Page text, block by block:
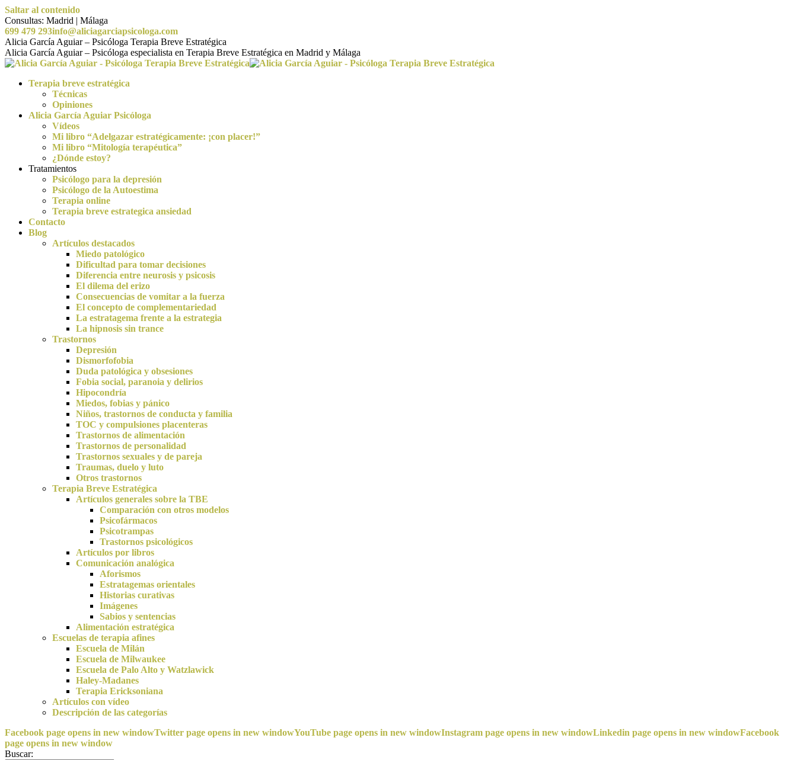
Saltar al contenido
Consultas: Madrid | Málaga
699 479 293info@aliciagarciapsicologa.com
Alicia García Aguiar – Psicóloga Terapia Breve Estratégica
Alicia García Aguiar – Psicóloga especialista en Terapia Breve Estratégica en Madrid y Málaga
Terapia breve estratégica
Técnicas
Opiniones
Alicia García Aguiar Psicóloga
Vídeos
Mi libro “Adelgazar estratégicamente: ¡con placer!”
Mi libro “Mitología terapéutica”
¿Dónde estoy?
Tratamientos
Psicólogo para la depresión
Psicólogo de la Autoestima
Terapia online
Terapia breve estrategica ansiedad
Contacto
Blog
Artículos destacados
Miedo patológico
Dificultad para tomar decisiones
Diferencia entre neurosis y psicosis
El dilema del erizo
Consecuencias de vomitar a la fuerza
El concepto de complementariedad
La estratagema frente a la estrategia
La hipnosis sin trance
Trastornos
Depresión
Dismorfofobia
Duda patológica y obsesiones
Fobia social, paranoia y delirios
Hipocondría
Miedos, fobias y pánico
Niños, trastornos de conducta y familia
TOC y compulsiones placenteras
Trastornos de alimentación
Trastornos de personalidad
Trastornos sexuales y de pareja
Traumas, duelo y luto
Otros trastornos
Terapia Breve Estratégica
Artículos generales sobre la TBE
Comparación con otros modelos
Psicofármacos
Psicotrampas
Trastornos psicológicos
Artículos por libros
Comunicación analógica
Aforismos
Estratagemas orientales
Historias curativas
Imágenes
Sabios y sentencias
Alimentación estratégica
Escuelas de terapia afines
Escuela de Milán
Escuela de Milwaukee
Escuela de Palo Alto y Watzlawick
Haley-Madanes
Terapia Ericksoniana
Artículos con vídeo
Descripción de las categorías
Facebook page opens in new windowTwitter page opens in new windowYouTube page opens in new windowInstagram page opens in new windowLinkedin page opens in new windowFacebook
page opens in new window
Buscar: